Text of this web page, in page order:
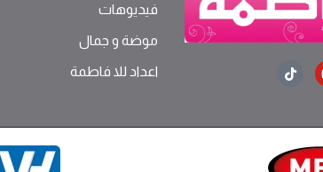
فيديوهات
موضة ‫و‬ ‫‬‫جمال‬
اعداد للا فاطمة